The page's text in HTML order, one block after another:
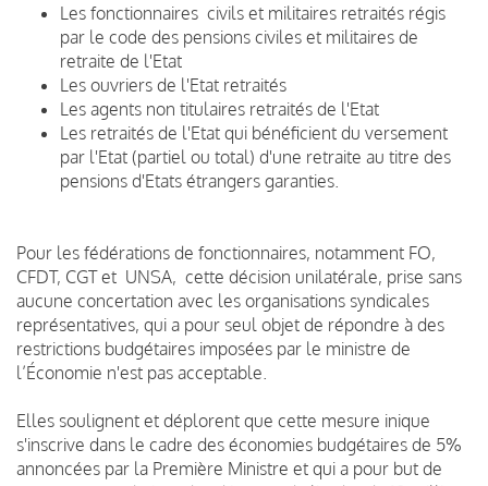
Les fonctionnaires civils et militaires retraités régis
par le code des pensions civiles et militaires de
retraite de l'Etat
Les ouvriers de l'Etat retraités
Les agents non titulaires retraités de l'Etat
Les retraités de l'Etat qui bénéficient du versement
par l'Etat (partiel ou total) d'une retraite au titre des
pensions d'Etats étrangers garanties.
Pour les fédérations de fonctionnaires, notamment FO,
CFDT, CGT et UNSA, cette décision unilatérale, prise sans
aucune concertation avec les organisations syndicales
représentatives, qui a pour seul objet de répondre à des
restrictions budgétaires imposées par le ministre de
l’Économie n'est pas acceptable.
Elles soulignent et déplorent que cette mesure inique
s'inscrive dans le cadre des économies budgétaires de 5%
annoncées par la Première Ministre et qui a pour but de